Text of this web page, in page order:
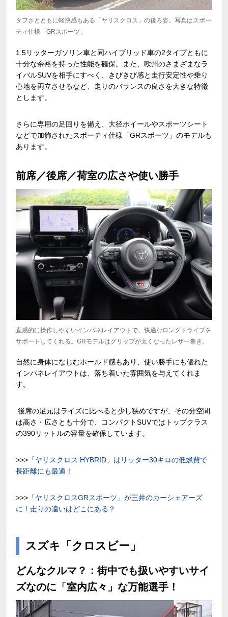
タフさとともに軽快感もある「ヤリスクロス」の後ろ姿。写真はスポー
ティ仕様「GRスポーツ」
1.5リッターガソリン車と同ハイブリッド車の2タイプともに
十分な余裕を持った性能を確保。また、欧州のさまざまなラ
イバルSUVを相手にすべく、きびきび感と走行安定性や乗り
心地を両立させるなど、走りのバランスの良さを大きな特徴
とします。
さらに専用の足回りを備え、大径ホイールやスポーツシート
などで加飾されたスポーティ仕様「GRスポーツ」のモデルも
あります。
前席／後席／荷室の広さや使い勝手
直感的に操作しやすいインパネレイアウトで、快適なロングドライブを
サポートしてくれる。GRモデルはグリップが太くなったレザー巻き。
自然に身体になじむホールド感もあり、使い勝手にも優れた
インパネレイアウトは、落ち着いた雰囲気を与えてくれま
す。
後席の足元はライズに比べると少し狭めですが、その分空間
は高さ・広さとも十分で、コンパクトSUVではトップクラス
の390リットルの容量を確保しています。
>>> 「ヤリスクロス HYBRID 」はリッター30キロの低燃費で
長距離にも最適！
>>> 「ヤリスクロスGRスポーツ」が三井のカーシェアーズ
に！走りの違いはどこにある？
スズキ「クロスビー」
どんなクルマ？：街中でも扱いやすいサイ
ズなのに「室内広々」な万能選手！